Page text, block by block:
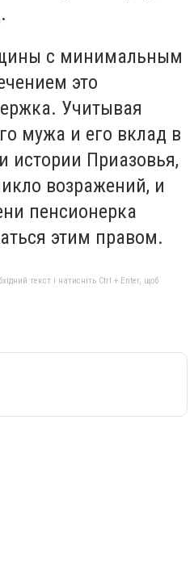
с минимальным
это
Учитывая
мужа и его вклад в
истории Приазовья,
возражений, и
пенсионерка
этим правом.
текст і натисніть Ctrl + Enter, щоб